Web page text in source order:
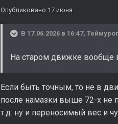
Опубликовано 17 июня
В 17.06.2026 в 16:47,
На старом движке вообще
Если быть точным, то не в
после намазки выше 72-х не
т.д. ну и переносимый вес и